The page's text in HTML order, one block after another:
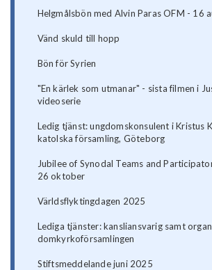
Helgmålsbön med Alvin Paras OFM - 16
Vänd skuld till hopp
Bön för Syrien
"En kärlek som utmanar" - sista filmen i
videoserie
Ledig tjänst: ungdomskonsulent i Kristus
katolska församling, Göteborg
Jubilee of Synodal Teams and
26 oktober
Världsflyktingdagen 2025
Lediga tjänster: kansliansvarig samt
domkyrkoförsamlingen
Stiftsmeddelande juni 2025